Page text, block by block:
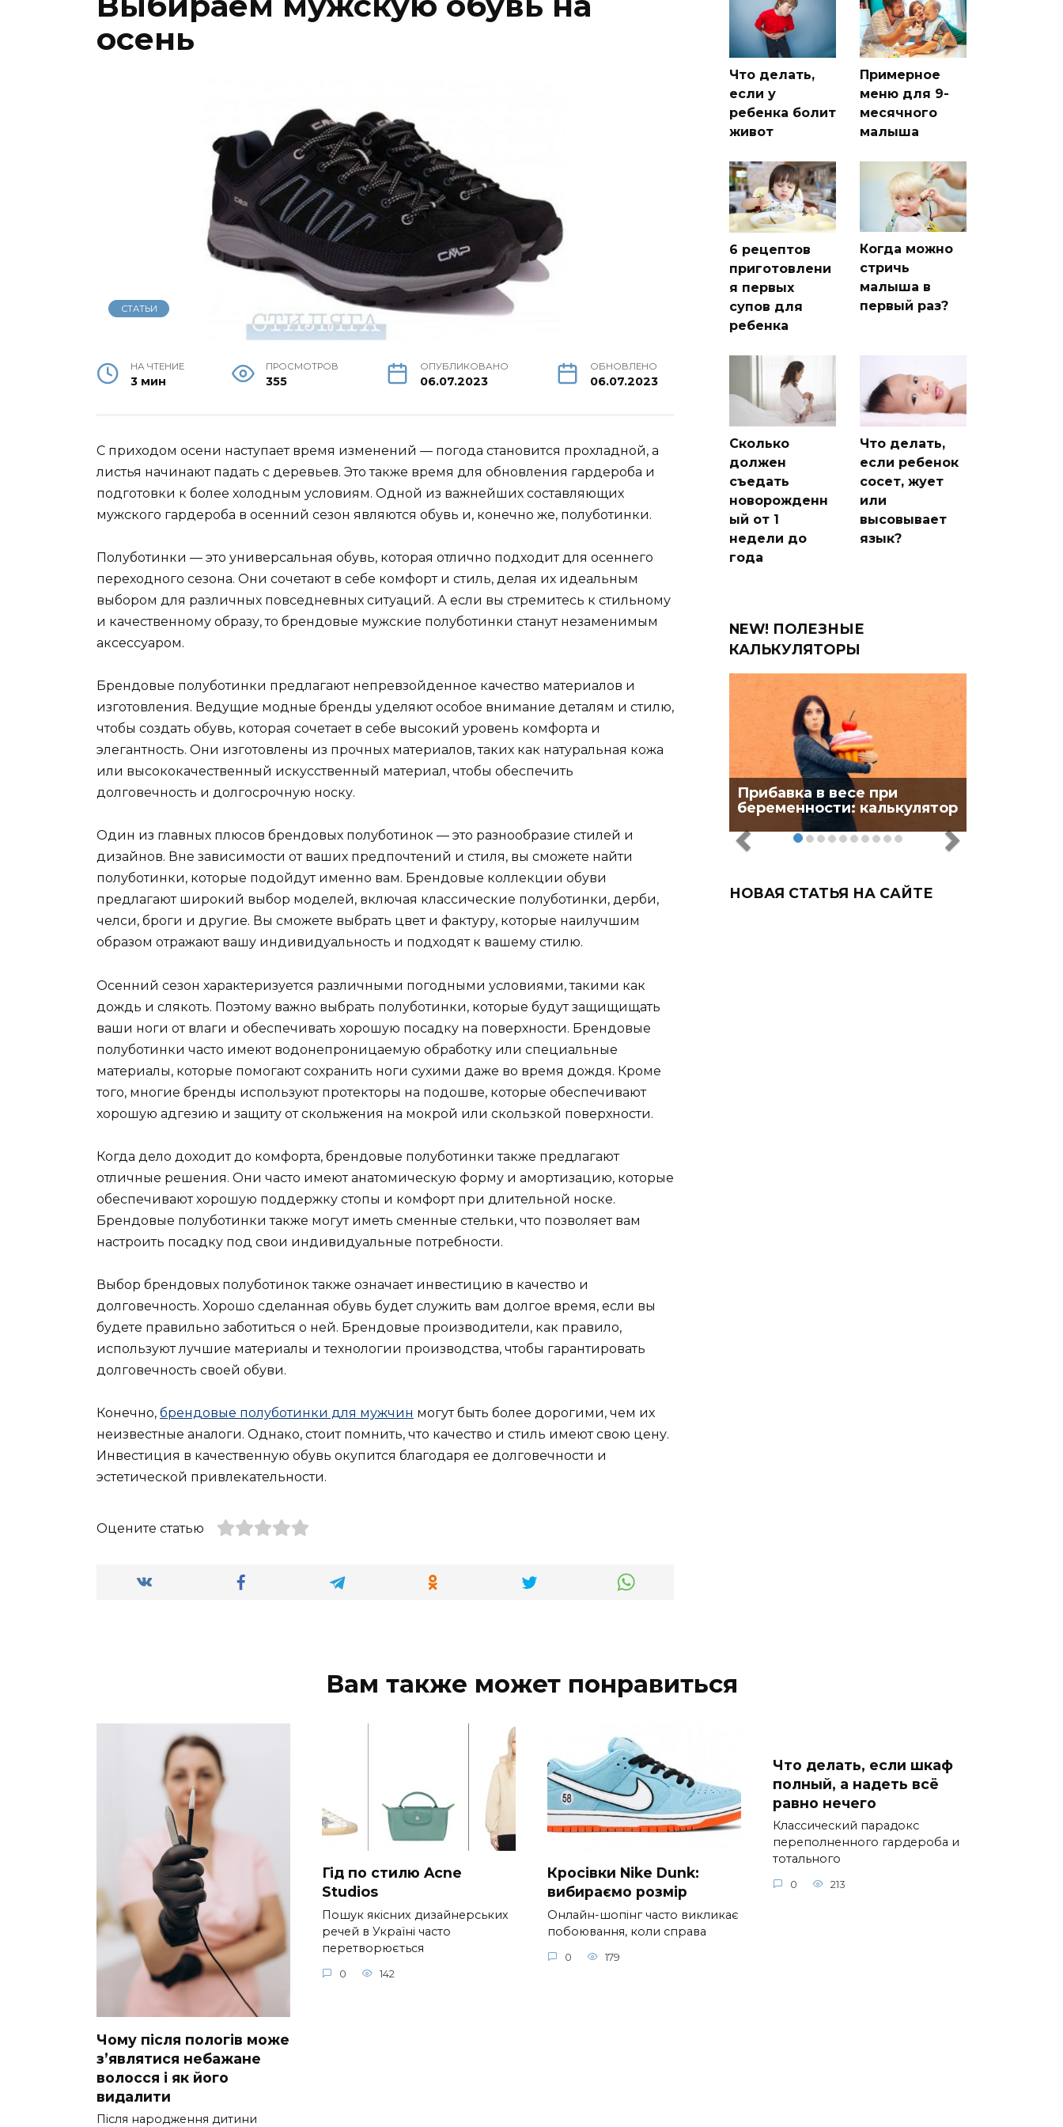
осень
СТАТЬИ
НА ЧТЕНИЕ
3 мин
ПРОСМОТРОВ
355
ОПУБЛИКОВАНО
06.07.2023
ОБНОВЛЕНО
06.07.2023
С приходом осени наступает время изменений — погода становится прохладной, а
листья начинают падать с деревьев. Это также время для обновления гардероба и
подготовки к более холодным условиям. Одной из важнейших составляющих
мужского гардероба в осенний сезон являются обувь и, конечно же, полуботинки.
Полуботинки — это универсальная обувь, которая отлично подходит для осеннего
переходного сезона. Они сочетают в себе комфорт и стиль, делая их идеальным
выбором для различных повседневных ситуаций. А если вы стремитесь к стильному
и качественному образу, то брендовые мужские полуботинки станут незаменимым
аксессуаром.
Брендовые полуботинки предлагают непревзойденное качество материалов и
изготовления. Ведущие модные бренды уделяют особое внимание деталям и стилю,
чтобы создать обувь, которая сочетает в себе высокий уровень комфорта и
элегантность. Они изготовлены из прочных материалов, таких как натуральная кожа
или высококачественный искусственный материал, чтобы обеспечить
долговечность и долгосрочную носку.
Один из главных плюсов брендовых полуботинок — это разнообразие стилей и
дизайнов. Вне зависимости от ваших предпочтений и стиля, вы сможете найти
полуботинки, которые подойдут именно вам. Брендовые коллекции обуви
предлагают широкий выбор моделей, включая классические полуботинки, дерби,
челси, броги и другие. Вы сможете выбрать цвет и фактуру, которые наилучшим
образом отражают вашу индивидуальность и подходят к вашему стилю.
Осенний сезон характеризуется различными погодными условиями, такими как
дождь и слякоть. Поэтому важно выбрать полуботинки, которые будут защищищать
ваши ноги от влаги и обеспечивать хорошую посадку на поверхности. Брендовые
полуботинки часто имеют водонепроницаемую обработку или специальные
материалы, которые помогают сохранить ноги сухими даже во время дождя. Кроме
того, многие бренды используют протекторы на подошве, которые обеспечивают
хорошую адгезию и защиту от скольжения на мокрой или скользкой поверхности.
Когда дело доходит до комфорта, брендовые полуботинки также предлагают
отличные решения. Они часто имеют анатомическую форму и амортизацию, которые
обеспечивают хорошую поддержку стопы и комфорт при длительной носке.
Брендовые полуботинки также могут иметь сменные стельки, что позволяет вам
настроить посадку под свои индивидуальные потребности.
Выбор брендовых полуботинок также означает инвестицию в качество и
долговечность. Хорошо сделанная обувь будет служить вам долгое время, если вы
будете правильно заботиться о ней. Брендовые производители, как правило,
используют лучшие материалы и технологии производства, чтобы гарантировать
долговечность своей обуви.
Конечно, брендовые полуботинки для мужчин могут быть более дорогими, чем их
неизвестные аналоги. Однако, стоит помнить, что качество и стиль имеют свою цену.
Инвестиция в качественную обувь окупится благодаря ее долговечности и
эстетической привлекательности.
Оцените статью
Что делать,
если у
ребенка болит
живот
Примерное
меню для 9-
месячного
малыша
6 рецептов
приготовлени
я первых
супов для
ребенка
Когда можно
стричь
малыша в
первый раз?
Сколько
должен
съедать
новорожденн
ый от 1
недели до
года
Что делать,
если ребенок
сосет, жует
или
высовывает
язык?
NEW! ПОЛЕЗНЫЕ
КАЛЬКУЛЯТОРЫ
Прибавка в весе при
беременности: калькулятор
НОВАЯ СТАТЬЯ НА САЙТЕ
Вам также может понравиться
Чому після пологів може
з’являтися небажане
волосся і як його
видалити
Після народження дитини
Гід по стилю Acne
Studios
Пошук якісних дизайнерських
речей в Україні часто
перетворюється
0 142
Кросівки Nike Dunk:
вибираємо розмір
Онлайн-шопінг часто викликає
побоювання, коли справа
0 179
Что делать, если шкаф
полный, а надеть всё
равно нечего
Классический парадокс
переполненного гардероба и
тотального
0 213